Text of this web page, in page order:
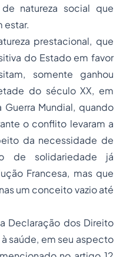
natureza social que
estar.
prestacional, que
do Estado em favor
somente ganhou
do século XX, em
Mundial, quando
o conflito levaram a
da necessidade de
de solidariedade já
Francesa, mas que
um conceito vazio até
Declaração dos Direito
saúde, em seu aspecto